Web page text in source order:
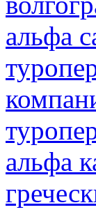
альфа
альфа